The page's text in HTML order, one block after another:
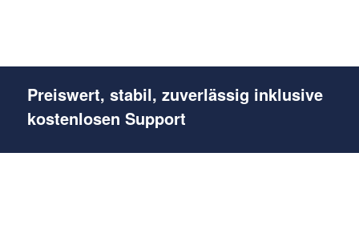
Preiswert, stabil, zuverlässig inklusive
kostenlosen Support